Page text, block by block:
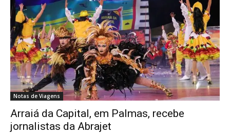
Notas de Viagens
Arraiá da Capital, em Palmas, recebe
jornalistas da Abrajet